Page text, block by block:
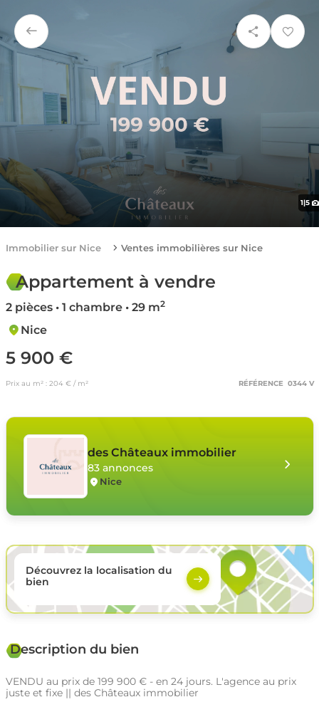
1|5
Immobilier sur Nice Ventes immobilières sur Nice
Appartement à vendre
2 pièces • 1 chambre • 29 m2
Nice
5 900 €
Prix au m² : 204 € / m² RÉFÉRENCE 0344 V
des Châteaux immobilier
83 annonces
Nice
Découvrez la localisation du
bien
Description du bien
VENDU au prix de 199 900 € - en 24 jours. L'agence au prix
juste et fixe || des Châteaux immobilier